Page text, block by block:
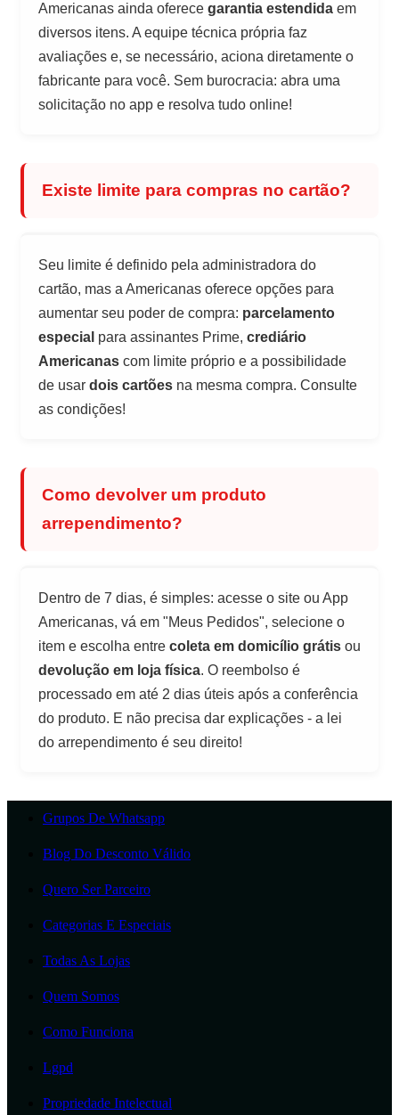
Americanas ainda oferece garantia estendida em
diversos itens. A equipe técnica própria faz
avaliações e, se necessário, aciona diretamente o
fabricante para você. Sem burocracia: abra uma
solicitação no app e resolva tudo online!
Existe limite para compras no cartão?
Seu limite é definido pela administradora do
cartão, mas a Americanas oferece opções para
aumentar seu poder de compra: parcelamento
especial para assinantes Prime, crediário
Americanas com limite próprio e a possibilidade
de usar dois cartões na mesma compra. Consulte
as condições!
Como devolver um produto
arrependimento?
Dentro de 7 dias, é simples: acesse o site ou App
Americanas, vá em "Meus Pedidos", selecione o
item e escolha entre coleta em domicílio grátis ou
devolução em loja física. O reembolso é
processado em até 2 dias úteis após a conferência
do produto. E não precisa dar explicações - a lei
do arrependimento é seu direito!
Grupos De Whatsapp
Blog Do Desconto Válido
Quero Ser Parceiro
Categorias E Especiais
Todas As Lojas
Quem Somos
Como Funciona
Lgpd
Propriedade Intelectual